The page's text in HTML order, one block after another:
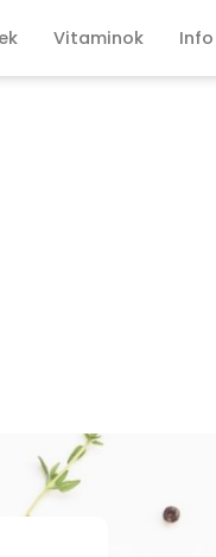
Vitaminok Info